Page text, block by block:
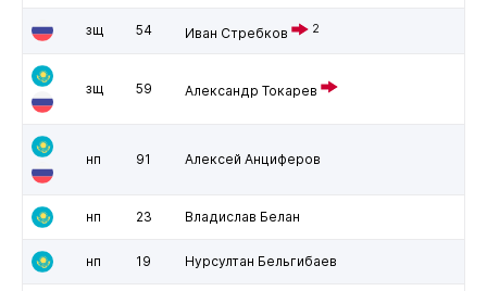
зщ 54 Иван Стребков 2
зщ 59 Александр Токарев
нп 91 Алексей Анциферов
нп 23 Владислав Белан
нп 19 Нурсултан Бельгибаев